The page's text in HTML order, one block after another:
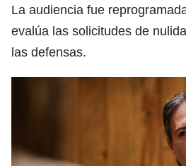
La audiencia fue
evalúa las solicitudes de
las defensas.